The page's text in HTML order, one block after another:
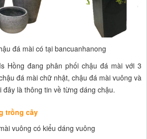
đá mài có tại bancuanhanong
Hồng đang phân phối chậu đá mài với 3
đá mài chữ nhật, chậu đá mài vuông và
là thông tin về từng dáng chậu.
trồng cây
vuông có kiểu dáng vuông